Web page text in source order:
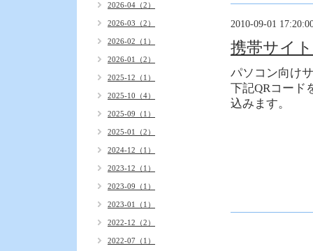
2010-09-01
携帯サイ
パソコン向け
下記QRコード
込みます。
2026-04（2）
2026-03（2）
2026-02（1）
2026-01（2）
2025-12（1）
2025-10（4）
2025-09（1）
2025-01（2）
2024-12（1）
2023-12（1）
2023-09（1）
2023-01（1）
2022-12（2）
2022-07（1）